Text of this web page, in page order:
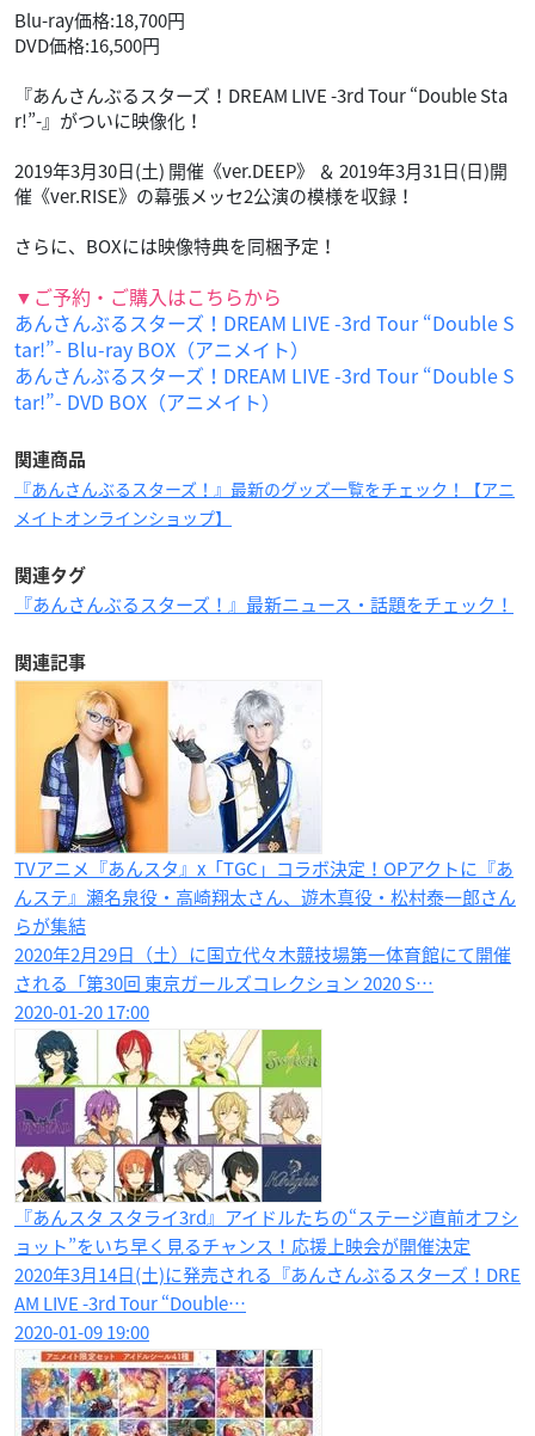
Blu-ray価格:18,700円
DVD価格:16,500円
『あんさんぶるスターズ！DREAM LIVE -3rd Tour “Double Sta
r!”-』がついに映像化！
2019年3月30日(土) 開催《ver.DEEP》 ＆ 2019年3月31日(日)開
催《ver.RISE》の幕張メッセ2公演の模様を収録！
さらに、BOXには映像特典を同梱予定！
▼ご予約・ご購入はこちらから
あんさんぶるスターズ！DREAM LIVE -3rd Tour “Double S
tar!”- Blu-ray BOX（アニメイト）
あんさんぶるスターズ！DREAM LIVE -3rd Tour “Double S
tar!”- DVD BOX（アニメイト）
関連商品
『あんさんぶるスターズ！』最新のグッズ一覧をチェック！【アニ
メイトオンラインショップ】
関連タグ
『あんさんぶるスターズ！』最新ニュース・話題をチェック！
関連記事
TVアニメ『あんスタ』x「TGC」コラボ決定！OPアクトに『あ
んステ』瀬名泉役・高崎翔太さん、遊木真役・松村泰一郎さん
らが集結
2020年2月29日（土）に国立代々木競技場第一体育館にて開催
される「第30回 東京ガールズコレクション 2020 S…
2020-01-20 17:00
『あんスタ スタライ3rd』アイドルたちの“ステージ直前オフシ
ョット”をいち早く見るチャンス！応援上映会が開催決定
2020年3月14日(土)に発売される『あんさんぶるスターズ！DRE
AM LIVE -3rd Tour “Double…
2020-01-09 19:00